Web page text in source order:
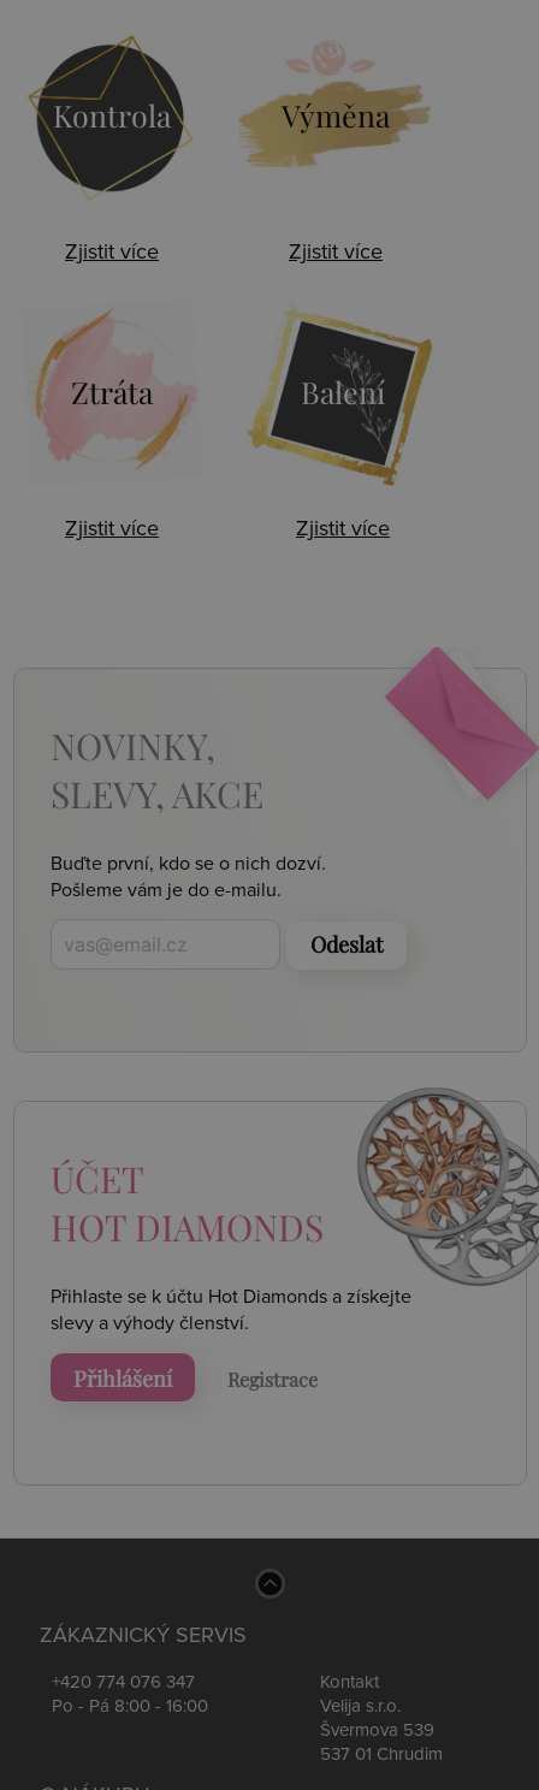
Kontrola
Zjistit více
Výměna
Zjistit více
Ztráta
Zjistit více
Balení
Zjistit více
NOVINKY,
SLEVY, AKCE
Buďte první, kdo se o nich dozví.
Pošleme vám je do e-mailu.
Odeslat
ÚČET
HOT DIAMONDS
Přihlaste se k účtu Hot Diamonds a získejte
slevy a výhody členství.
Přihlášení Registrace
ZÁKAZNICKÝ SERVIS
+420 774 076 347
Po - Pá 8:00 - 16:00
Kontakt
Velija s.r.o.
Švermova 539
537 01 Chrudim